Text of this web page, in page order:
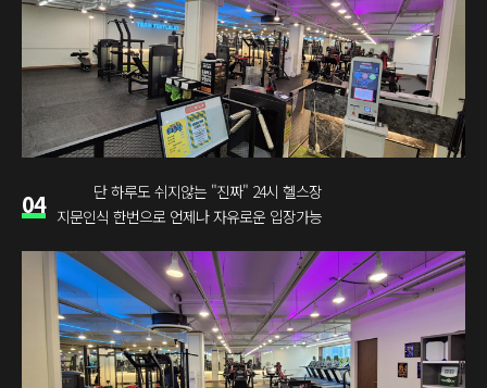
04
단 하루도 쉬지않는 "진짜" 24시 헬스장
지문인식 한번으로 언제나 자유로운 입장가능